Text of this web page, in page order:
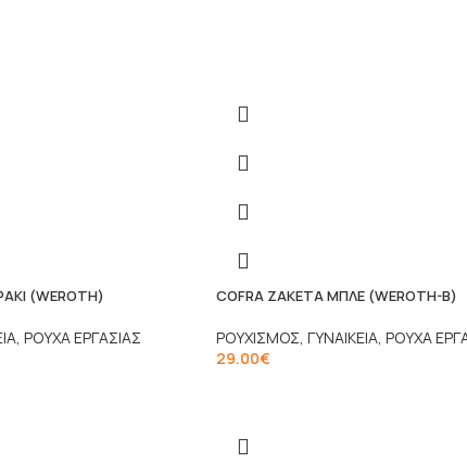
(WEROTH)
, ΡΟΥΧΑ ΕΡΓΑΣΙΑΣ
COFRA ΖΑΚΕΤΑ ΜΠΛΕ (WEROTH-B)
ΡΟΥΧΙΣΜΟΣ, ΓΥΝΑΙΚΕΙΑ, ΡΟΥΧΑ
29.00€